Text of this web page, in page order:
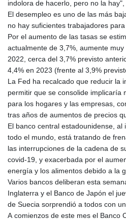
indolora de hacerlo, pero no la hay",
El desempleo es uno de las más
no hay suficientes trabajadores
Por el aumento de las tasas se
actualmente de 3,7%, aumente
2022, cerca del 3,7% previsto
4,4% en 2023 (frente al 3,9%
La Fed ha recalcado que reducir la
permitir que se consolide implicaría
para los hogares y las empresas,
tras años de aumentos de precios
El banco central estadounidense, al
todo el mundo, está tratando de
las interrupciones de la cadena de
covid-19, y exacerbada por el
energía y los alimentos debido a la
Varios bancos deliberan esta
Inglaterra y el Banco de Japón el
de Suecia sorprendió a todos con
A comienzos de este mes el Banco